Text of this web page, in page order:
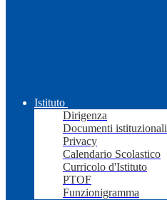
Istituto
Dirigenza
Documenti istituzionali
Privacy
Calendario Scolastico
Curricolo d'Istituto
PTOF
Funzionigramma